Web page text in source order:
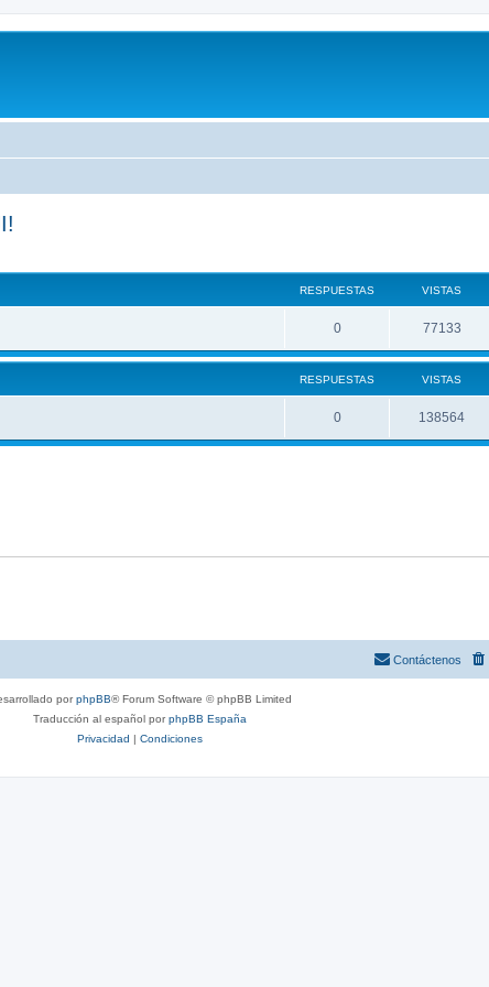
RESPUESTAS VISTAS
0 77133
RESPUESTAS VISTAS
0 138564
Contáctenos
porphpBB® Forum Software © phpBB Limited
Traducción al español porphpBB España
Privacidad | Condiciones